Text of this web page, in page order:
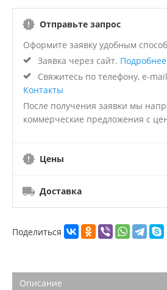
Отправьте запрос
Оформите заявку удобным
Заявка через сайт. Подробнее
Свяжитесь по телефону, e-
Контакты
После получения заявки мы
коммерческие предложения с
Цены
Доставка
Поделиться
Описание